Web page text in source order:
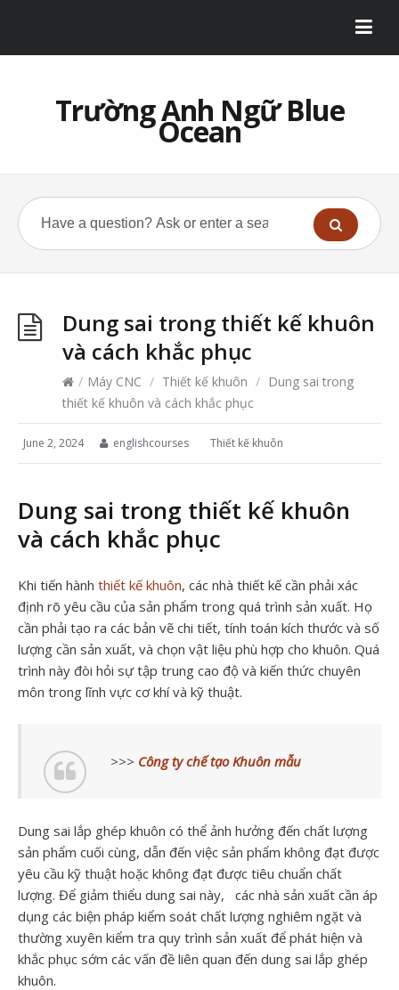
Trường Anh Ngữ Blue
Ocean
Dung sai trong thiết kế khuôn
và cách khắc phục
/ Máy CNC / Thiết kế khuôn / Dung sai trong
thiết kế khuôn và cách khắc phục
June 2, 2024 englishcourses Thiết kế khuôn
Dung sai trong thiết kế khuôn
và cách khắc phục
Khi tiến hành thiết kế khuôn, các nhà thiết kế cần phải xác
định rõ yêu cầu của sản phẩm trong quá trình sản xuất. Họ
cần phải tạo ra các bản vẽ chi tiết, tính toán kích thước và số
lượng cần sản xuất, và chọn vật liệu phù hợp cho khuôn. Quá
trình này đòi hỏi sự tập trung cao độ và kiến thức chuyên
môn trong lĩnh vực cơ khí và kỹ thuật.
>>> Công ty chế tạo Khuôn mẫu
Dung sai lắp ghép khuôn có thể ảnh hưởng đến chất lượng
sản phẩm cuối cùng, dẫn đến việc sản phẩm không đạt được
yêu cầu kỹ thuật hoặc không đạt được tiêu chuẩn chất
lượng. Để giảm thiểu dung sai này, các nhà sản xuất cần áp
dụng các biện pháp kiểm soát chất lượng nghiêm ngặt và
thường xuyên kiểm tra quy trình sản xuất để phát hiện và
khắc phục sớm các vấn đề liên quan đến dung sai lắp ghép
khuôn.